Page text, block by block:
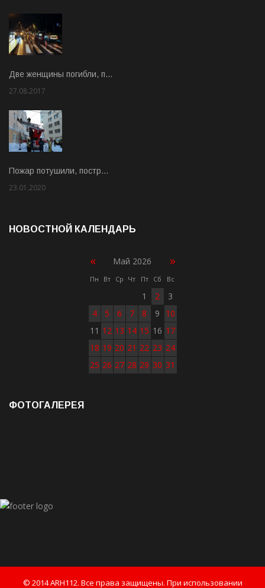
Две женщины погибли, п…
27.08.2017
Пожар потушили, постр…
23.01.2020
НОВОСТНОЙ КАЛЕНДАРЬ
« Май 2026 »
Пн Вт Ср Чт Пт Сб Вс
1 2
3
4
5 6 7 8 9
10
11 12 13 14 15 16 17
18 19 20 21 22 23 24
25 26 27 28 29 30 31
ФОТОГАЛЕРЕЯ
© 2014 ARH112. Все права защищены. При использовании